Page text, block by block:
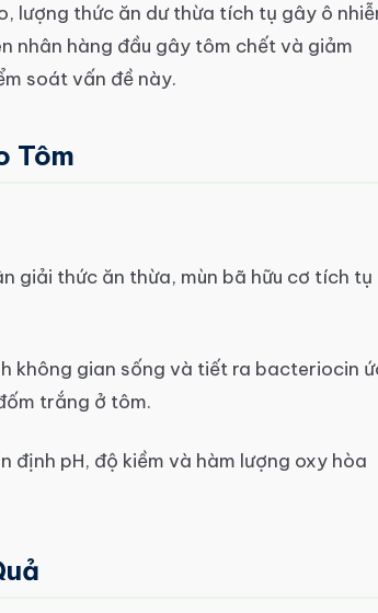
lượng thức ăn dư thừa tích tụ gây ô
nhân hàng đầu gây tôm chết và giảm
soát vấn đề này.
Tôm
giải thức ăn thừa, mùn bã hữu cơ tích tụ
không gian sống và tiết ra bacteriocin
trắng ở tôm.
định pH, độ kiềm và hàm lượng oxy hòa